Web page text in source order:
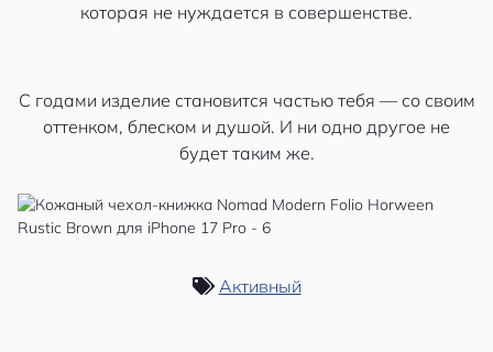
которая не нуждается в совершенстве.
С годами изделие становится частью тебя — со своим
оттенком, блеском и душой. И ни одно другое не
будет таким же.
Активный